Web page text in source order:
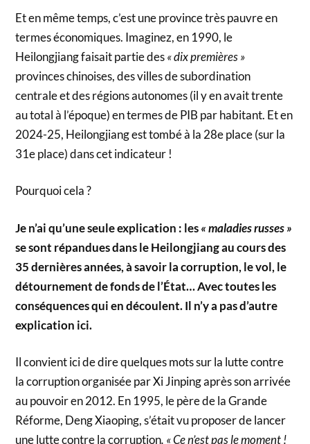
Et en même temps, c’est une province très pauvre en
termes économiques. Imaginez, en 1990, le
Heilongjiang faisait partie des« dix premières »
provinces chinoises, des villes de subordination
centrale et des régions autonomes (il y en avait trente
au total à l’époque) en termes de PIB par habitant. Et en
2024-25, Heilongjiang est tombé à la 28e place (sur la
31e place) dans cet indicateur !
Pourquoi cela ?
Je n’ai qu’une seule explication : les« maladies russes »
se sont répandues dans le Heilongjiang au cours des
35 dernières années, à savoir la corruption, le vol, le
détournement de fonds de l’État… Avec toutes les
conséquences qui en découlent. Il n’y a pas d’autre
explication ici.
Il convient ici de dire quelques mots sur la lutte contre
la corruption organisée par Xi Jinping après son arrivée
au pouvoir en 2012. En 1995, le père de la Grande
Réforme, Deng Xiaoping, s’était vu proposer de lancer
une lutte contre la corruption. « Ce n’est pas le moment !